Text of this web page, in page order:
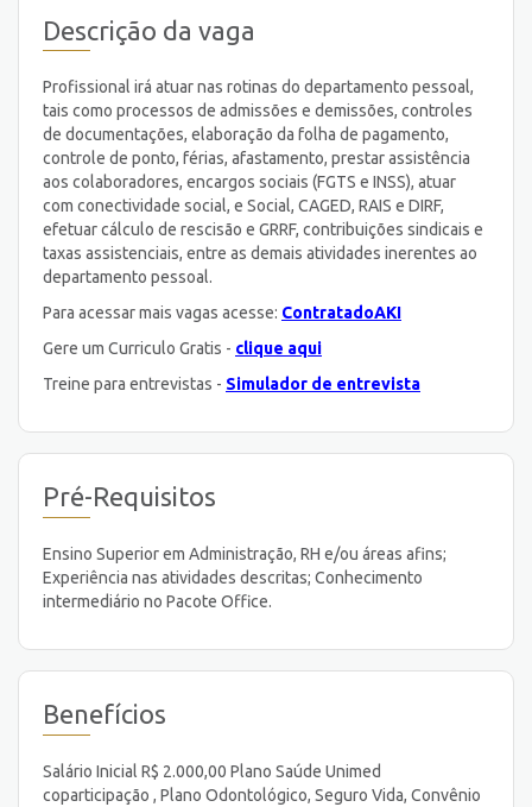
Descrição da vaga
Profissional irá atuar nas rotinas do departamento pessoal,
tais como processos de admissões e demissões, controles
de documentações, elaboração da folha de pagamento,
controle de ponto, férias, afastamento, prestar assistência
aos colaboradores, encargos sociais (FGTS e INSS), atuar
com conectividade social, e Social, CAGED, RAIS e DIRF,
efetuar cálculo de rescisão e GRRF, contribuições sindicais e
taxas assistenciais, entre as demais atividades inerentes ao
departamento pessoal.
Para acessar mais vagas acesse: ContratadoAKI
Gere um Curriculo Gratis - clique aqui
Treine para entrevistas - Simulador de entrevista
Pré-Requisitos
Ensino Superior em Administração, RH e/ou áreas afins;
Experiência nas atividades descritas; Conhecimento
intermediário no Pacote Office.
Benefícios
Salário Inicial R$ 2.000,00 Plano Saúde Unimed
coparticipação , Plano Odontológico, Seguro Vida, Convênio